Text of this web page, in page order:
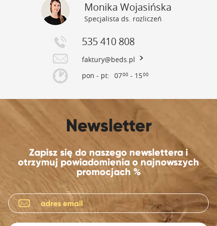
Monika Wojasińska
Specjalista ds. rozliczeń
535 410 808
faktury@beds.pl
pon - pt: 0700- 1500
Newsletter
Zapisz się do naszego newslettera i
otrzymuj powiadomienia o najnowszych
promocjach %